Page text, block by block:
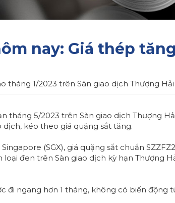
nay: Giá thép
tháng 1/2023 trên Sàn giao dịch Thượng
tháng 5/2023 trên Sàn giao dịch Thượng
dịch, kéo theo giá quặng sắt tăng.
(SGX), giá quặng sắt chuẩn
loại đen trên Sàn giao dịch kỳ hạn Thượng
đi ngang hơn 1 tháng, không có biến động